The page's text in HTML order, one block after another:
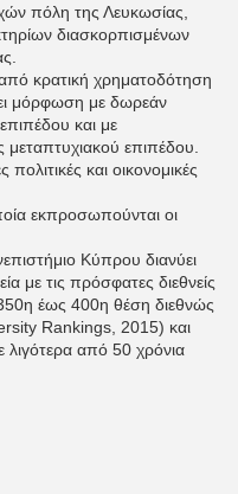
πόλη της Λευκωσίας,
διασκορπισμένων
κρατική χρηματοδότηση
μόρφωση με δωρεάν
και με
επιπέδου.
και οικονομικές
εκπροσωπούνται οι
Κύπρου διανύει
με τις πρόσφατες διεθνείς
έως 400η θέση διεθνώς
Rankings, 2015) και
από 50 χρόνια